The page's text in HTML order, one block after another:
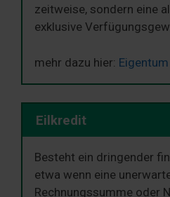
zeitweise, sondern eine
exklusive
mehr dazu hier: Eigentum
Eilkredit
Besteht ein dringender
etwa wenn eine
Rechnungssumme oder